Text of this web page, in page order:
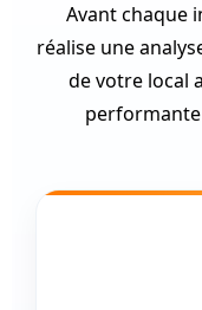
Avant chaque
réalise une
de votre local